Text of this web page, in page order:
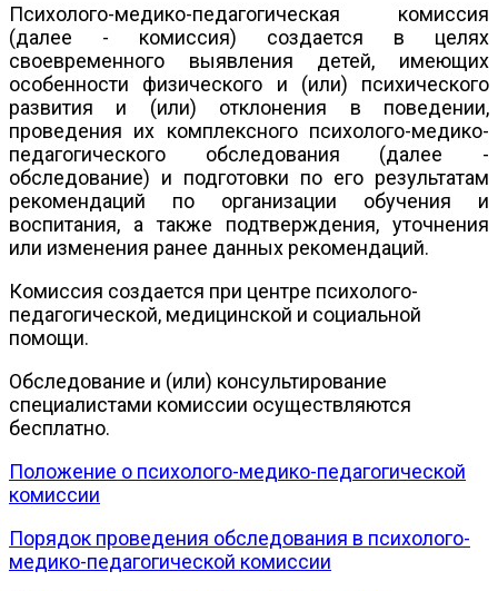
Психолого-медико-педагогическая комиссия
(далее - комиссия) создается в целях
своевременного выявления детей, имеющих
особенности физического и (или) психического
развития и (или) отклонения в поведении,
проведения их комплексного психолого-медико-
педагогического обследования (далее -
обследование) и подготовки по его результатам
рекомендаций по организации обучения и
воспитания, а также подтверждения, уточнения
или изменения ранее данных рекомендаций.
Комиссия создается при центре психолого-
педагогической, медицинской и социальной
помощи.
Обследование и (или) консультирование
специалистами комиссии осуществляются
бесплатно.
Положение о психолого-медико-педагогической
комиссии
Порядок проведения обследования в психолого-
медико-педагогической комиссии